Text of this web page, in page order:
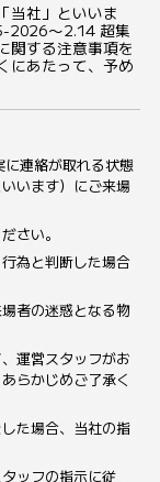
当社」といいま
2026〜2.14 超集
関する注意事項を
にあたって、予め
連絡が取れる状態
います）にご来場
さい。
為と判断した場合
者の迷惑となる物
運営スタッフがお
らかじめご了承く
た場合、当社の指
ッフの指示に従